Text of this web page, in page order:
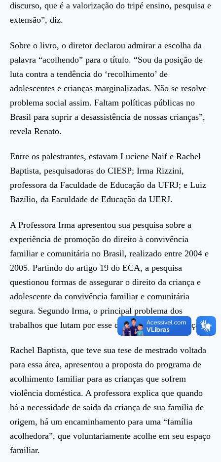
discurso, que é a valorização do tripé ensino, pesquisa e
extensão”, diz.
Sobre o livro, o diretor declarou admirar a escolha da
palavra “acolhendo” para o título. “Sou da posição de
luta contra a tendência do ‘recolhimento’ de
adolescentes e crianças marginalizadas. Não se resolve
problema social assim. Faltam políticas públicas no
Brasil para suprir a desassistência de nossas crianças”,
revela Renato.
Entre os palestrantes, estavam Luciene Naif e Rachel
Baptista, pesquisadoras do CIESP; Irma Rizzini,
professora da Faculdade de Educação da UFRJ; e Luiz
Bazílio, da Faculdade de Educação da UERJ.
A Professora Irma apresentou sua pesquisa sobre a
experiência de promoção do direito à convivência
familiar e comunitária no Brasil, realizado entre 2004 e
2005. Partindo do artigo 19 do ECA, a pesquisa
questionou formas de assegurar o direito da criança e
adolescente da convivência familiar e comunitária
segura. Segundo Irma, o principal problema dos
trabalhos que lutam por esse direito é a desarticulação.
Rachel Baptista, que teve sua tese de mestrado voltada
para essa área, apresentou a proposta do programa de
acolhimento familiar para as crianças que sofrem
violência doméstica. A professora explica que quando
há a necessidade de saída da criança de sua família de
origem, há um encaminhamento para uma “família
acolhedora”, que voluntariamente acolhe em seu espaço
familiar.